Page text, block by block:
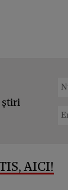
știri
AICI!